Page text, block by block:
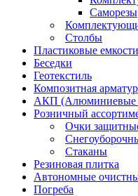
Саморезы
Столбы
Пластиковые емкости
Беседки
Геотекстиль
Композитная
АКП (Алюминиевые
Розничный
Очки
Стаканы
Резиновая плитка
Автономные
Погреба